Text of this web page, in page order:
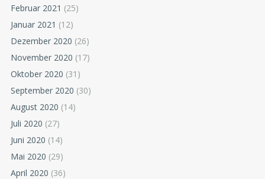
Februar 2021 (25)
Januar 2021 (12)
Dezember 2020 (26)
November 2020 (17)
Oktober 2020 (31)
September 2020 (30)
August 2020 (14)
Juli 2020 (27)
Juni 2020 (14)
Mai 2020 (29)
April 2020 (36)